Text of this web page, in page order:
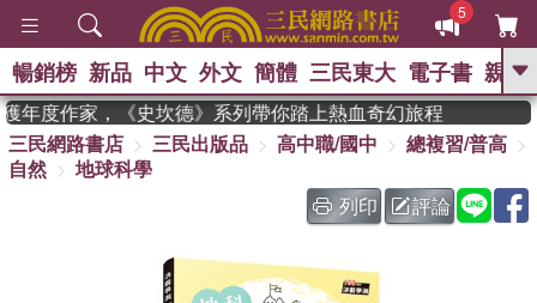
5
GO
熱搜： 東野圭吾 、 高希均教授回憶錄
史是一群喵 、 暑期推薦 、 國際布克
獎 臺灣漫遊錄 、 方念華 、 台灣的李
偉大的迷走神經
暢銷榜 新品 中文 外文 簡體 三民東大 電子書 親子
度作家，《史坎德》系列帶你踏上熱血奇幻旅程
三民網路書店
三民出版品 高中職/國中
總複習/普高
自然
地球科學
列印
評論